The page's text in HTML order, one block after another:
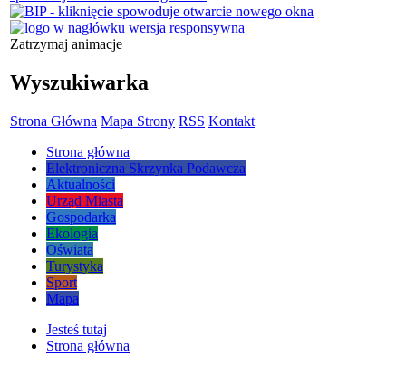
Zatrzymaj animacje
Wyszukiwarka
Strona Główna Mapa Strony RSS Kontakt
Strona główna
Elektroniczna Skrzynka Podawcza
Aktualności
Urząd Miasta
Gospodarka
Ekologia
Oświata
Turystyka
Sport
Mapa
Jesteś tutaj
Strona główna